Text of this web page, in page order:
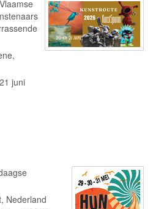
juni
Nederland